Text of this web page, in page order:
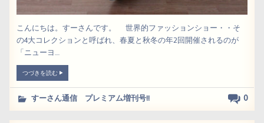
こんにちは。すーさんです。 世界的ファッションショー・・そ
の4大コレクションと呼ばれ、春夏と秋冬の年2回開催されるのが
「ニューヨ....
つづきを読む
0
すーさん通信 プレミアム増刊号!!